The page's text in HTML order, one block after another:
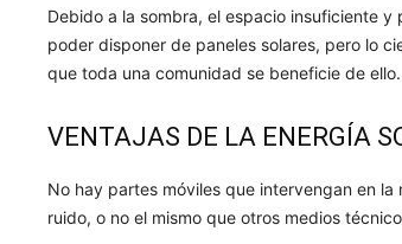
Debido a la sombra, el espacio insuficiente
poder disponer de paneles solares, pero lo
que toda una comunidad se beneficie de ello.
VENTAJAS DE LA ENERGÍA
No hay partes móviles que intervengan en
ruido, o no el mismo que otros medios